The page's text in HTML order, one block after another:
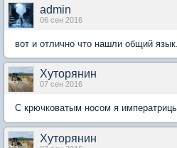
admin
06 сен 2016
вот и отлично что нашли общий язык.
Хуторянин
07 сен 2016
С крючковатым носом я
Хуторянин